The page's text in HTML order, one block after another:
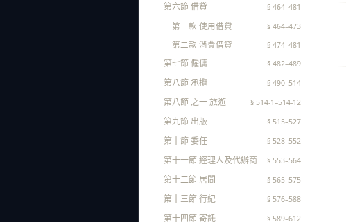
第六節 借貸 § 464–481
第一款 使用借貸 § 464–473
第二款 消費借貸 § 474–481
第七節 僱傭 § 482–489
第八節 承攬 § 490–514
第八節 之一 旅遊 § 514-1–514-12
第九節 出版 § 515–527
第十節 委任 § 528–552
第十一節 經理人及代辦商 § 553–564
第十二節 居間 § 565–575
第十三節 行紀 § 576–588
第十四節 寄託 § 589–612